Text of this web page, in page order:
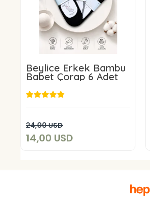
Beylice Erkek Bambu
Babet Çorap 6 Adet
24,00 USD
14,00 USD